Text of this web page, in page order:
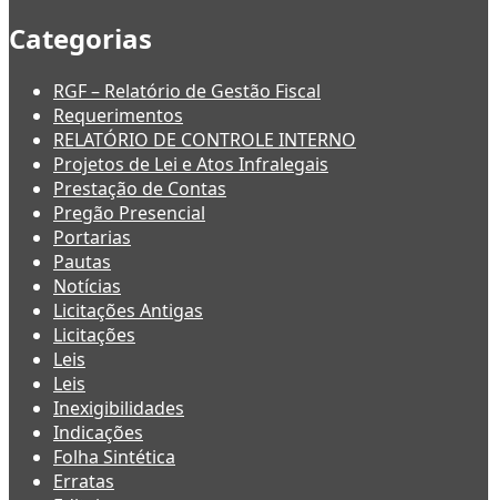
Categorias
RGF – Relatório de Gestão Fiscal
Requerimentos
RELATÓRIO DE CONTROLE INTERNO
Projetos de Lei e Atos Infralegais
Prestação de Contas
Pregão Presencial
Portarias
Pautas
Notícias
Licitações Antigas
Licitações
Leis
Leis
Inexigibilidades
Indicações
Folha Sintética
Erratas